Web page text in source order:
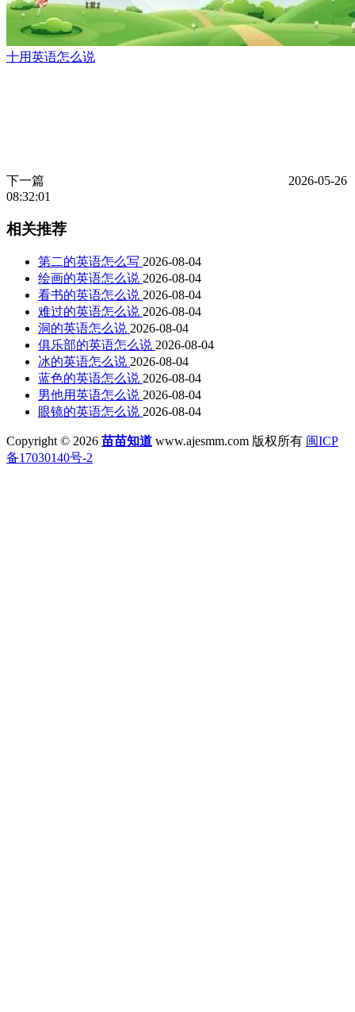
十用英语怎么说
下一篇
2026-05-26
08:32:01
相关推荐
第二的英语怎么写 2026-08-04
绘画的英语怎么说 2026-08-04
看书的英语怎么说 2026-08-04
难过的英语怎么说 2026-08-04
洞的英语怎么说 2026-08-04
俱乐部的英语怎么说 2026-08-04
冰的英语怎么说 2026-08-04
蓝色的英语怎么说 2026-08-04
男他用英语怎么说 2026-08-04
眼镜的英语怎么说 2026-08-04
Copyright © 2026 苗苗知道 www.ajesmm.com 版权所有 闽ICP
备17030140号-2